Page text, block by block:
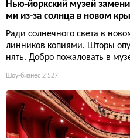
Нью-йоркский музей
ми из-за солнца в новом
Ради солнечного света в
линников копиями. Шторы
нять. Добро пожаловать в
Шоу-бизнес 2 527